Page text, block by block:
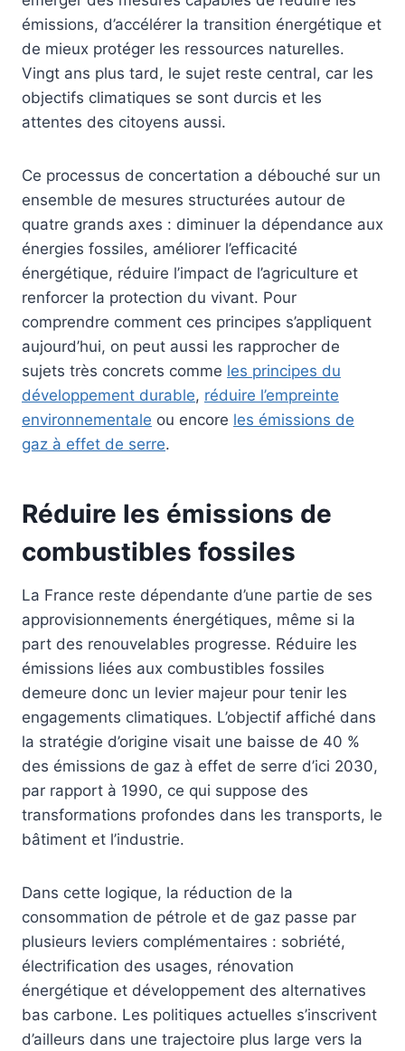
émissions, d’accélérer la transition énergétique et
de mieux protéger les ressources naturelles.
Vingt ans plus tard, le sujet reste central, car les
objectifs climatiques se sont durcis et les
attentes des citoyens aussi.
Ce processus de concertation a débouché sur un
ensemble de mesures structurées autour de
quatre grands axes : diminuer la dépendance aux
énergies fossiles, améliorer l’efficacité
énergétique, réduire l’impact de l’agriculture et
renforcer la protection du vivant. Pour
comprendre comment ces principes s’appliquent
aujourd’hui, on peut aussi les rapprocher de
sujets très concrets comme les principes du
développement durable, réduire l’empreinte
environnementale ou encore les émissions de
gaz à effet de serre.
Réduire les émissions de
combustibles fossiles
La France reste dépendante d’une partie de ses
approvisionnements énergétiques, même si la
part des renouvelables progresse. Réduire les
émissions liées aux combustibles fossiles
demeure donc un levier majeur pour tenir les
engagements climatiques. L’objectif affiché dans
la stratégie d’origine visait une baisse de 40 %
des émissions de gaz à effet de serre d’ici 2030,
par rapport à 1990, ce qui suppose des
transformations profondes dans les transports, le
bâtiment et l’industrie.
Dans cette logique, la réduction de la
consommation de pétrole et de gaz passe par
plusieurs leviers complémentaires : sobriété,
électrification des usages, rénovation
énergétique et développement des alternatives
bas carbone. Les politiques actuelles s’inscrivent
d’ailleurs dans une trajectoire plus large vers la